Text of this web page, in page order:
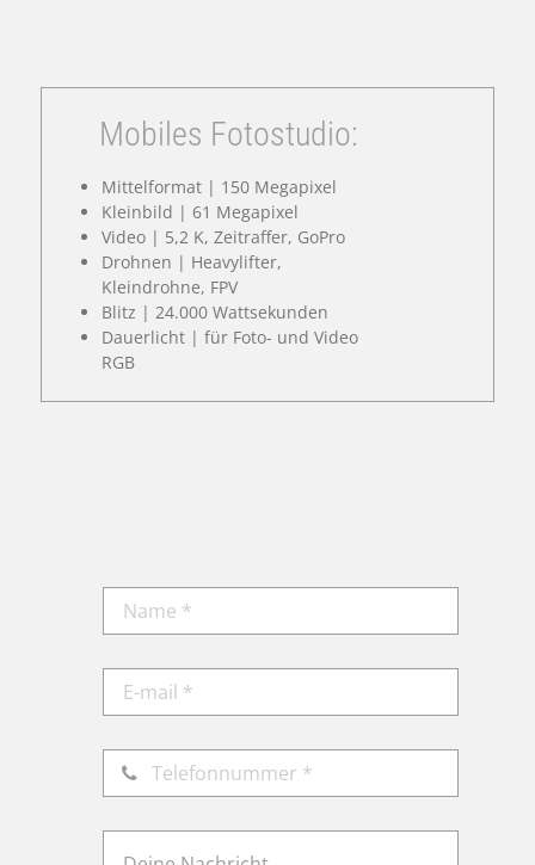
Mobiles Fotostudio:
Mittelformat | 150 Megapixel
Kleinbild | 61 Megapixel
Video | 5,2 K, Zeitraffer, GoPro
Drohnen | Heavylifter,
Kleindrohne, FPV
Blitz | 24.000 Wattsekunden
Dauerlicht | für Foto- und Video
RGB